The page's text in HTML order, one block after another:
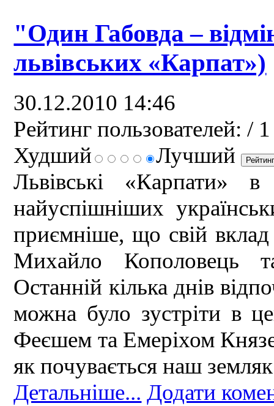
"Один Габовда –
львівських «Карпат»)
30.12.2010 14:46
Рейтинг пользователей: / 1
Худший
Лучший
Львівські
найуспішніших
приємніше, що свій
Михайло Кополовець
Останній кілька днів
можна було зустріти в
Феєшем та Емеріхом
як почувається наш
Детальніше... Додати